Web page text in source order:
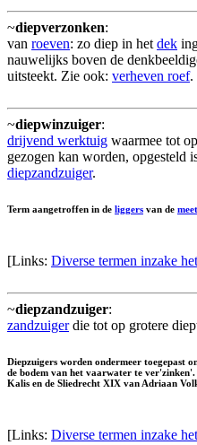
~diepverzonken:
van roeven: zo diep in het dek
nauwelijks boven de
uitsteekt. Zie ook: verheven roef.
~diepwinzuiger:
drijvend werktuig waarmee tot
gezogen kan worden, opgesteld
diepzandzuiger.
Term aangetroffen in de liggers van de
[Links: Diverse termen inzake
~diepzandzuiger:
zandzuigerdie tot op grotere
Diepzuigers worden ondermeer toegepast
de bodem van het vaarwater te
Kalis en de Sliedrecht XIX van Adriaan
[Links: Diverse termen inzake